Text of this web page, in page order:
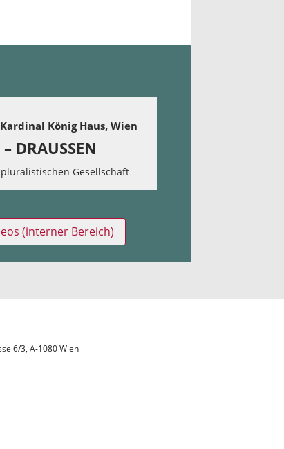
König Haus, Wien
DRAUSSEN
Gesellschaft
(interner Bereich)
6/3, A-1080 Wien